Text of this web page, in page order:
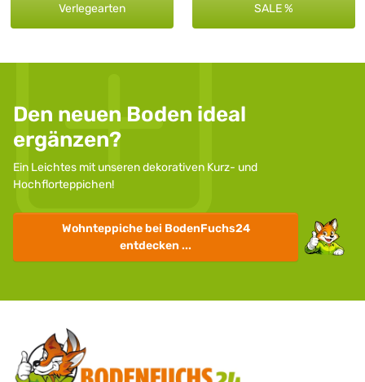
Verlegearten SALE %
Den neuen Boden ideal
ergänzen?
Ein Leichtes mit unseren dekorativen Kurz- und
Hochflorteppichen!
Wohnteppichebei BodenFuchs24
entdecken ...